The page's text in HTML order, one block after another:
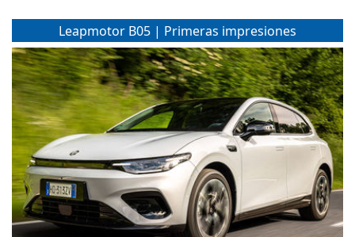
Leapmotor B05 | Primeras impresiones